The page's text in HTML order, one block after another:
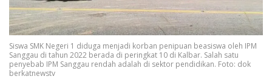
Siswa SMK Negeri 1 diduga menjadi korban penipuan beasiswa oleh IPM
Sanggau di tahun 2022 berada di peringkat 10 di Kalbar. Salah satu
penyebab IPM Sanggau rendah adalah di sektor pendidikan. Foto: dok
berkatnewstv